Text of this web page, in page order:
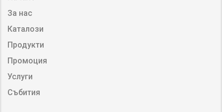
За нас
Каталози
Продукти
Промоция
Услуги
Събития